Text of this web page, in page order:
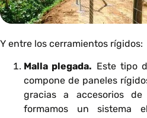
Y entre los cerramientos rígidos:
Malla plegada. Este tipo
compone de paneles
gracias a accesorios
formamos un sistema